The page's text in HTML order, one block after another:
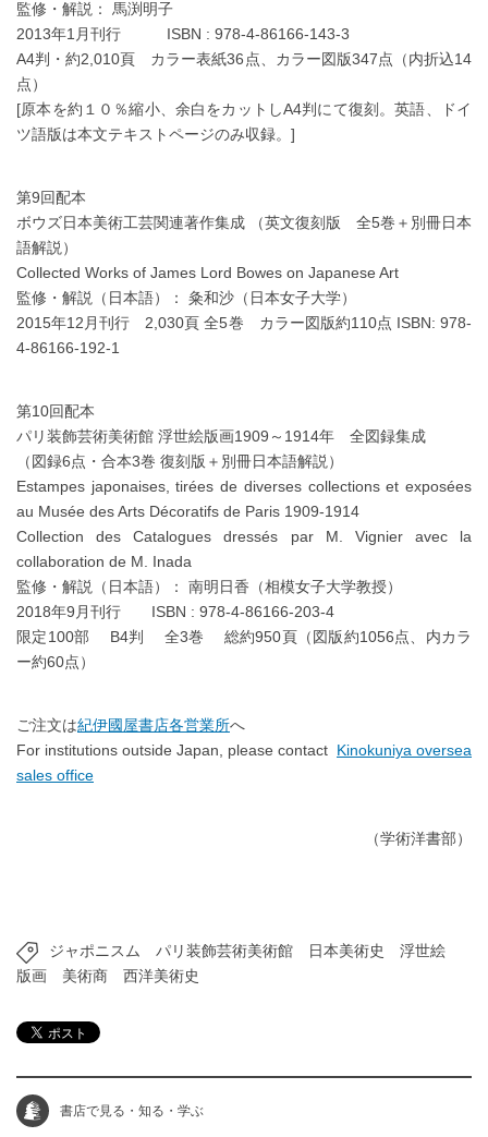
監修・解説： 馬渕明子
2013年1月刊行 ISBN : 978-4-86166-143-3
A4判・約2,010頁 カラー表紙36点、カラー図版347点（内折込14
点）
[原本を約１０％縮小、余白をカットしA4判にて復刻。英語、ドイ
ツ語版は本文テキストページのみ収録。]
第9回配本
ボウズ日本美術工芸関連著作集成 （英文復刻版 全5巻＋別冊日本
語解説）
Collected Works of James Lord Bowes on Japanese Art
監修・解説（日本語）： 粂和沙（日本女子大学）
2015年12月刊行 2,030頁 全5巻 カラー図版約110点 ISBN: 978-
4-86166-192-1
第10回配本
パリ装飾芸術美術館 浮世絵版画1909～1914年 全図録集成
（図録6点・合本3巻 復刻版＋別冊日本語解説）
Estampes japonaises, tirées de diverses collections et exposées
au Musée des Arts Décoratifs de Paris 1909-1914
Collection des Catalogues dressés par M. Vignier avec la
collaboration de M. Inada
監修・解説（日本語）： 南明日香（相模女子大学教授）
2018年9月刊行 ISBN : 978-4-86166-203-4
限定100部 B4判 全3巻 総約950頁（図版約1056点、内カラ
ー約60点）
ご注文は紀伊國屋書店各営業所へ
For institutions outside Japan, please contact Kinokuniya oversea
sales office
（学術洋書部）
ジャポニスム パリ装飾芸術美術館 日本美術史
浮世絵
版画
美術商 西洋美術史
書店で見る・知る・学ぶ